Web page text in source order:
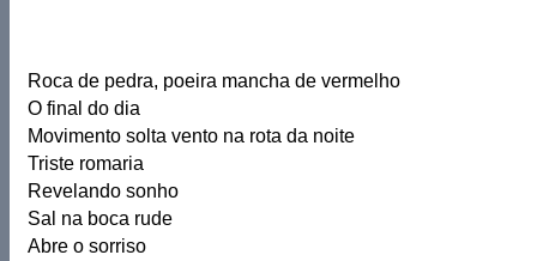
Roca de pedra, poeira mancha de vermelho
O final do dia
Movimento solta vento na rota da noite
Triste romaria
Revelando sonho
Sal na boca rude
Abre o sorriso